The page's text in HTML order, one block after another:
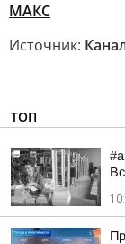
MАКС
Источник:
ТОП